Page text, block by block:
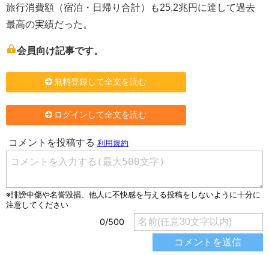
旅行消費額（宿泊・日帰り合計）も25.2兆円に達して過去
最高の実績だった。
会員向け記事です。
無料登録して全文を読む
ログインして全文を読む